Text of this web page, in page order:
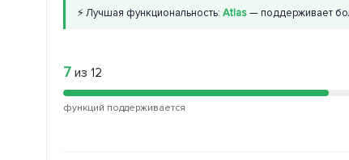
⚡ Лучшая функциональность: Atlas— поддерживает
7 из 12
функций поддерживается